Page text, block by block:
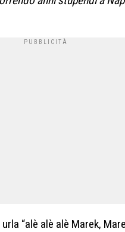
“alè alè alè Marek,